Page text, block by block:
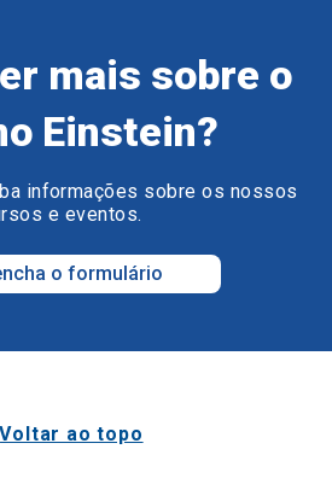
mais sobre o
Einstein?
informações sobre os nossos
e eventos.
o formulário
Voltar ao topo